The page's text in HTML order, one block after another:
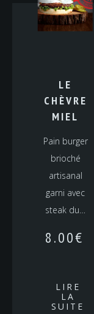
LE
CHÈVRE
MIEL
Pain burger
brioché
artisanal
garni avec
steak du…
8.00€
LIRE
LA
SUITE